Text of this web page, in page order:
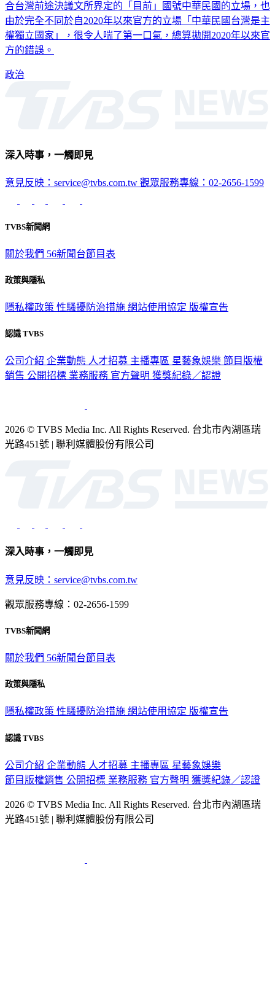
合台灣前途決議文所界定的「目前」國號中華民國的立場，也
由於完全不同於自2020年以來官方的立場「中華民國台灣是主
權獨立國家」，很令人喘了第一口氣，總算拋開2020年以來官
方的錯誤。
政治
深入時事，一觸即見
意見反映：service@tvbs.com.tw 觀眾服務專線：02-2656-1599
TVBS新聞網
關於我們 56新聞台節目表
政策與隱私
隱私權政策 性騷擾防治措施 網站使用協定 版權宣告
認識 TVBS
公司介紹 企業動態 人才招募 主播專區 星藝象娛樂 節目版權
銷售 公開招標 業務服務 官方聲明 獲獎紀錄／認證
2026 © TVBS Media Inc. All Rights Reserved. 台北市內湖區瑞
光路451號 | 聯利媒體股份有限公司
深入時事，一觸即見
意見反映：service@tvbs.com.tw
觀眾服務專線：02-2656-1599
TVBS新聞網
關於我們 56新聞台節目表
政策與隱私
隱私權政策 性騷擾防治措施 網站使用協定 版權宣告
認識 TVBS
公司介紹 企業動態 人才招募 主播專區 星藝象娛樂
節目版權銷售 公開招標 業務服務 官方聲明 獲獎紀錄／認證
2026 © TVBS Media Inc. All Rights Reserved. 台北市內湖區瑞
光路451號 | 聯利媒體股份有限公司